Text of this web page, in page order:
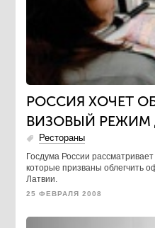
РОССИЯ ХОЧЕТ
ВИЗОВЫЙ РЕЖИМ
Рестораны
Госдума России
которые призваны облегчить
Латвии.
25 ФЕВРАЛЯ 2008